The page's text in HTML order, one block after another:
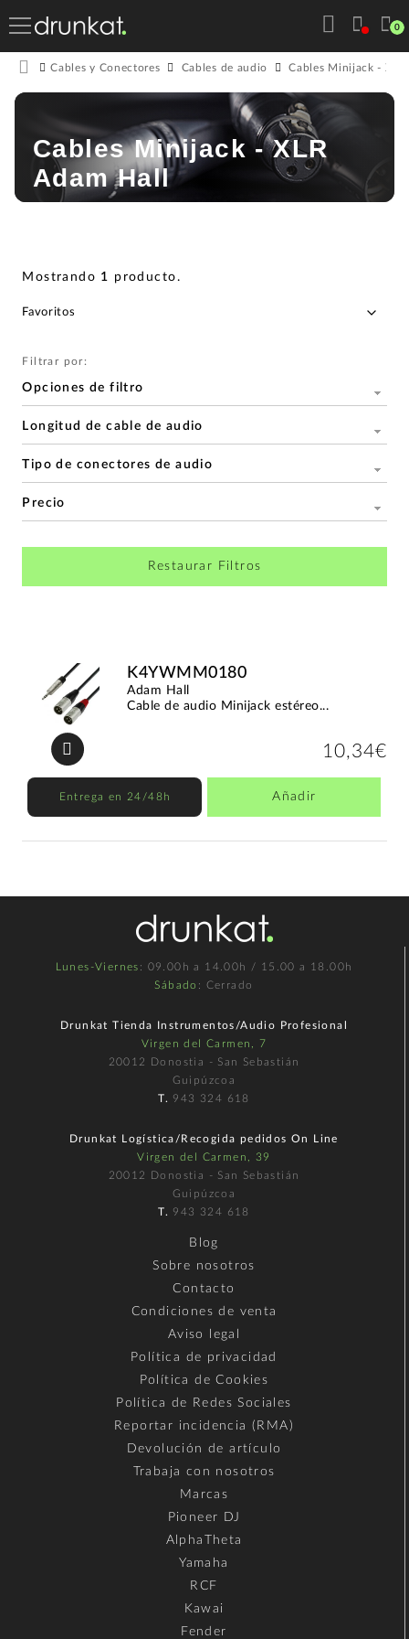
0
Cables y Conectores Cables de audio Cables Minijack - XLR
Cables Minijack - XLR
Adam Hall
Mostrando 1 producto.
Filtrar por:
Opciones de filtro
Longitud de cable de audio
Tipo de conectores de audio
Precio
Restaurar Filtros
K4YWMM0180
Adam Hall
Cable de audio Minijack estéreo...
10,34€
Entrega en 24/48h Añadir
Lunes-Viernes : 09.00h a 14.00h / 15.00 a 18.00h
Sábado : Cerrado
Drunkat Tienda Instrumentos/Audio Profesional
Virgen del Carmen, 7
20012 Donostia - San Sebastián
Guipúzcoa
T. 943 324 618
Drunkat Logística/Recogida pedidos On Line
Virgen del Carmen, 39
20012 Donostia - San Sebastián
Guipúzcoa
T. 943 324 618
Blog
Sobre nosotros
Contacto
Condiciones de venta
Aviso legal
Política de privacidad
Política de Cookies
Política de Redes Sociales
Reportar incidencia (RMA)
Devolución de artículo
Trabaja con nosotros
Marcas
Pioneer DJ
AlphaTheta
Yamaha
RCF
Kawai
Fender